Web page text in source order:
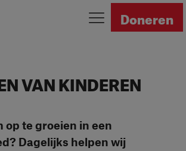
Doneren
VAN KINDEREN
op te groeien in een
Dagelijks helpen wij